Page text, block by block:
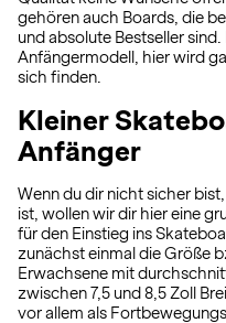
gehören auch Boards, die
und absolute Bestseller
Anfängermodell, hier wird
sich finden.
Kleiner
Anfänger
Wenn du dir nicht sicher
ist, wollen wir dir hier eine
für den Einstieg ins
zunächst einmal die Größe
Erwachsene mit
zwischen 7,5 und 8,5 Zoll
vor allem als